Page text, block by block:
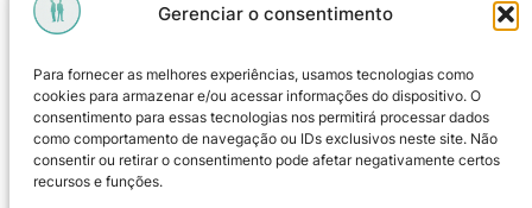
Gerenciar o consentimento
Para fornecer as melhores experiências, usamos tecnologias como
cookies para armazenar e/ou acessar informações do dispositivo. O
consentimento para essas tecnologias nos permitirá processar dados
como comportamento de navegação ou IDs exclusivos neste site. Não
consentir ou retirar o consentimento pode afetar negativamente certos
recursos e funções.
Política de Privacidade
Política de Troca e Devoluções
Política de Reembolso